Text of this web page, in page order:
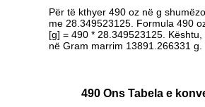
Për të kthyer 490 oz në g
me 28.349523125. Formula 490
[g] = 490 * 28.349523125.
në Gram marrim 13891.266331 g.
490 Ons Tabela e